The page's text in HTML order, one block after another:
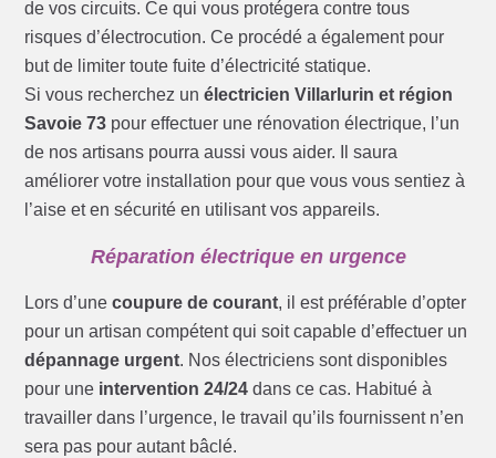
de vos circuits. Ce qui vous protégera contre tous
risques d’électrocution. Ce procédé a également pour
but de limiter toute fuite d’électricité statique.
Si vous recherchez unélectricien Villarlurin et région
Savoie 73 pour effectuer une rénovation électrique, l’un
de nos artisans pourra aussi vous aider. Il saura
améliorer votre installation pour que vous vous sentiez à
l’aise et en sécurité en utilisant vos appareils.
Réparation électrique en urgence
Lors d’unecoupure de courant, il est préférable d’opter
pour un artisan compétent qui soit capable d’effectuer un
dépannage urgent. Nos électriciens sont disponibles
pour une intervention 24/24 dans ce cas. Habitué à
travailler dans l’urgence, le travail qu’ils fournissent n’en
sera pas pour autant bâclé.